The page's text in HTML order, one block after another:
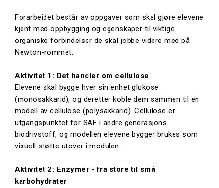
Forarbeidet består av oppgaver som skal gjøre elevene
kjent med oppbygging og egenskaper til viktige
organiske forbindelser de skal jobbe videre med på
Newton-rommet.
Aktivitet 1: Det handler om cellulose
Elevene skal bygge hver sin enhet glukose
(monosakkarid), og deretter koble dem sammen til en
modell av cellulose (polysakkarid). Cellulose er
utgangspunktet for SAF i andre generasjons
biodrivstoff, og modellen elevene bygger brukes som
visuell støtte utover i modulen.
Aktivitet 2: Enzymer - fra store til små
karbohydrater